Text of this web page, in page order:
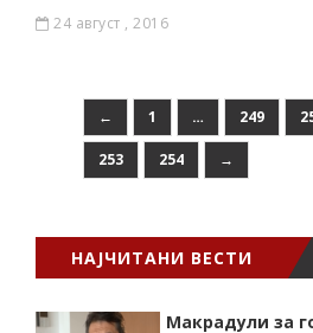
24 август , 2016
← 1 … 249
253 254 →
НАЈЧИТАНИ ВЕСТИ
Макрадули за